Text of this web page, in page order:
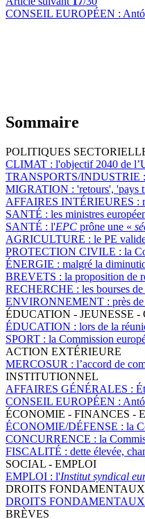
CONSEIL EUROPÉEN :
Sommaire
POLITIQUES
CLIMAT : l'objectif 2040 de
TRANSPORTS/INDUSTRIE :
MIGRATION : 'retours', 'pays
AFFAIRES INTÉRIEURES :
SANTÉ : les ministres
SANTÉ : l'EPC prône une «
AGRICULTURE : le PE
PROTECTION CIVILE : la
ÉNERGIE : malgré la
BREVETS : la proposition de
RECHERCHE : les bourses
ENVIRONNEMENT : près
ÉDUCATION - JEUNESSE -
ÉDUCATION : lors de la
SPORT : la Commission
ACTION EXTÉRIEURE
MERCOSUR : l’accord de
INSTITUTIONNEL
AFFAIRES GÉNÉRALES :
CONSEIL EUROPÉEN :
ÉCONOMIE - FINANCES -
ÉCONOMIE/DÉFENSE : la
CONCURRENCE : la
FISCALITÉ : dette élevée,
SOCIAL - EMPLOI
EMPLOI : l'Institut syndical
DROITS
DROITS
BRÈVES